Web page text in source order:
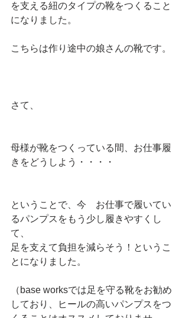
を支える紐のタイプの靴をつくること
になりました。
こちらは作り途中の娘さんの靴です。
さて、
母様が靴をつくっている間、お仕事履
きをどうしよう・・・・
ということで、今　お仕事で履いてい
るパンプスをもう少し履きやすくし
て、
足を支えて負担を減らそう！というこ
とになりました。
（base worksでは足を守る靴をお勧め
しており、ヒールの高いパンプスをつ